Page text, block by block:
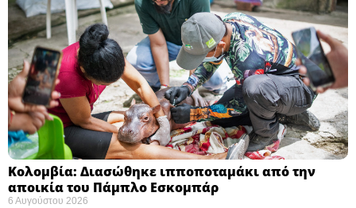
Κολομβία: Διασώθηκε ιπποποταμάκι από την
αποικία του Πάμπλο Εσκομπάρ ​
6 Αυγούστου 2026